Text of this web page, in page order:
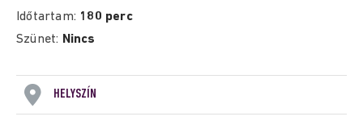
Időtartam: 180 perc
Szünet: Nincs
HELYSZÍN